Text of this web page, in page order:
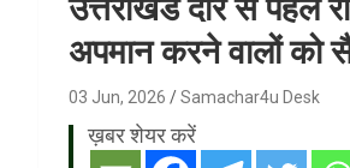
उत्तराखंड दौरे से पहले
अपमान करने वालों को
03 Jun, 2026 Samachar4u Desk
ख़बर शेयर करें